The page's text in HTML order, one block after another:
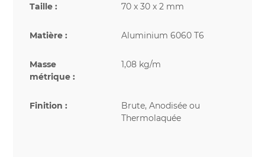
Taille : 70 x 30 x 2 mm
Matière : Aluminium 6060 T6
Masse
métrique :
1,08 kg/m
Finition :
Brute, Anodisée ou
Thermolaquée